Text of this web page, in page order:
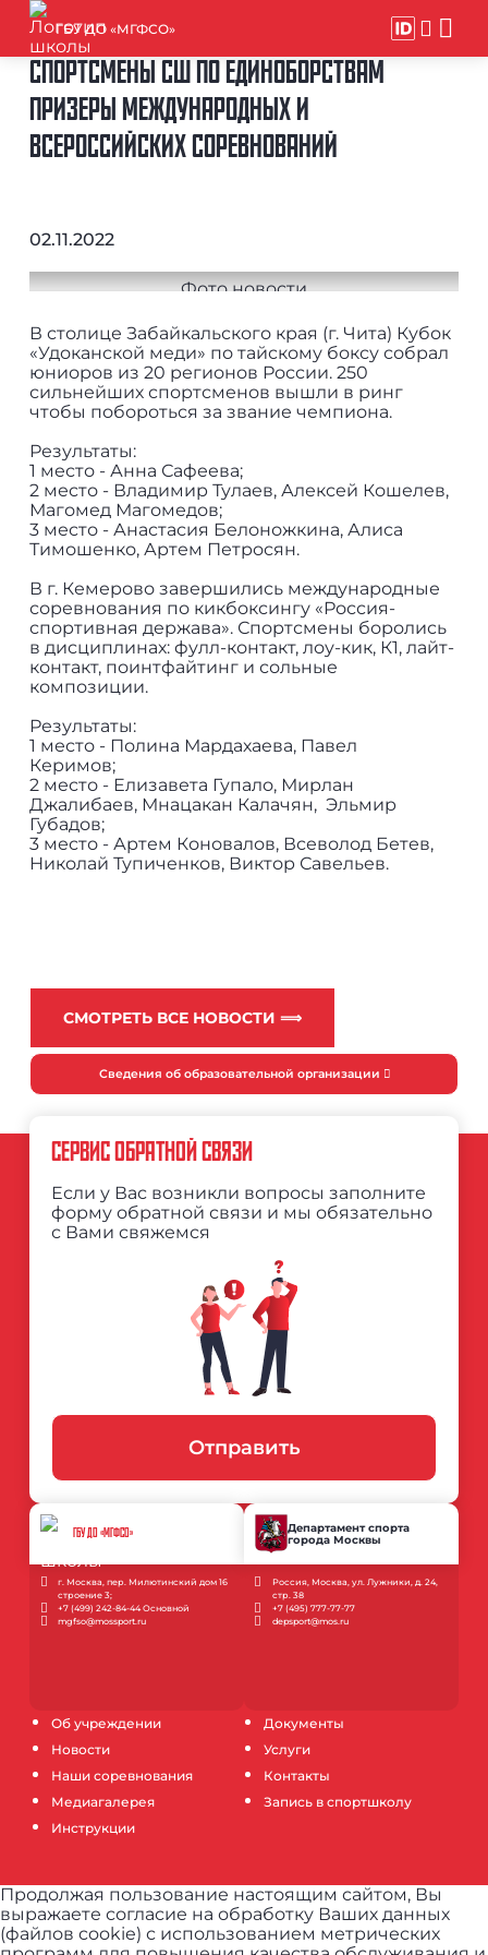
ГБУ ДО «МГФСО»
СПОРТСМЕНЫ СШ ПО ЕДИНОБОРСТВАМ
ПРИЗЕРЫ МЕЖДУНАРОДНЫХ И
ВСЕРОССИЙСКИХ СОРЕВНОВАНИЙ
02.11.2022
В столице Забайкальского края (г. Чита) Кубок
«Удоканской меди» по тайскому боксу собрал
юниоров из 20 регионов России. 250
сильнейших спортсменов вышли в ринг
чтобы побороться за звание чемпиона.
Результаты:
1 место - Анна Сафеева;
2 место - Владимир Тулаев, Алексей Кошелев,
Магомед Магомедов;
3 место - Анастасия Белоножкина, Алиса
Тимошенко, Артем Петросян.
В г. Кемерово завершились международные
соревнования по кикбоксингу «Россия-
спортивная держава». Спортсмены боролись
в дисциплинах: фулл-контакт, лоу-кик, К1, лайт-
контакт, поинтфайтинг и сольные
композиции.
Результаты:
1 место - Полина Мардахаева, Павел
Керимов;
2 место - Елизавета Гупало, Мирлан
Джалибаев, Мнацакан Калачян, Эльмир
Губадов;
3 место - Артем Коновалов, Всеволод Бетев,
Николай Тупиченков, Виктор Савельев.
СМОТРЕТЬ ВСЕ НОВОСТИ ⟹
Сведения об образовательной организации
Об учреждении
Новости
Наши соревнования
Медиагалерея
Инструкции
Документы
Услуги
Контакты
Запись в спортшколу
СЕРВИС ОБРАТНОЙ СВЯЗИ
Если у Вас возникли вопросы заполните
форму обратной связи и мы обязательно
с Вами свяжемся
Отправить
ГБУ ДО «МГФСО»
г. Москва, пер. Милютинский дом 16
строение 3;
+7 (499) 242-84-44 Основной
mgfso@mossport.ru
Департамент спорта
города Москвы
Россия, Москва, ул. Лужники, д. 24,
стр. 38
+7 (495) 777-77-77
depsport@mos.ru
Продолжая пользование настоящим сайтом, Вы
выражаете согласие на обработку Ваших данных
(файлов cookie) с использованием метрических